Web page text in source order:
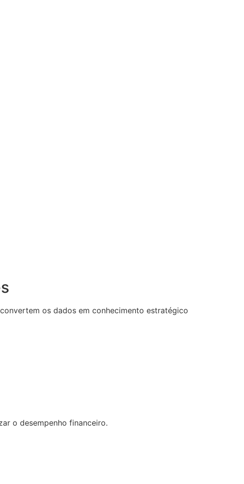
os dados em conhecimento estratégico
o desempenho financeiro.